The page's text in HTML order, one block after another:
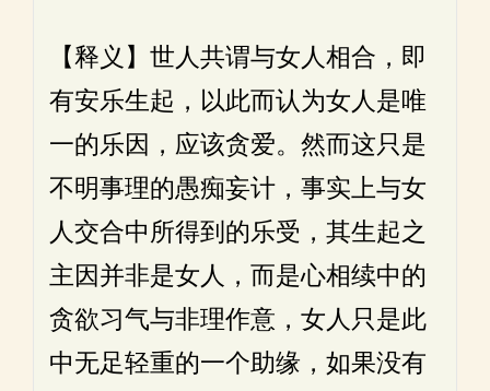
【释义】世人共谓与女人相合，即
有安乐生起，以此而认为女人是唯
一的乐因，应该贪爱。然而这只是
不明事理的愚痴妄计，事实上与女
人交合中所得到的乐受，其生起之
主因并非是女人，而是心相续中的
贪欲习气与非理作意，女人只是此
中无足轻重的一个助缘，如果没有